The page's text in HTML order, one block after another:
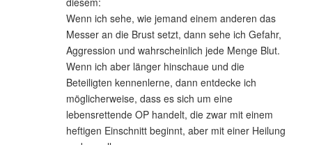
Wenn ich sehe, wie jemand einem anderen das
Messer an die Brust setzt, dann sehe ich Gefahr,
Aggression und wahrscheinlich jede Menge Blut.
Wenn ich aber länger hinschaue und die
Beteiligten kennenlerne, dann entdecke ich
möglicherweise, dass es sich um eine
lebensrettende OP handelt, die zwar mit einem
heftigen Einschnitt beginnt, aber mit einer Heilung